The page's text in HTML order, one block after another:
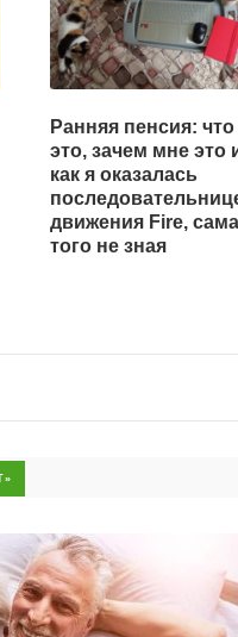
Ранняя пенсия: что
это, зачем мне это
как я оказалась
движения Fire, сама
того не зная